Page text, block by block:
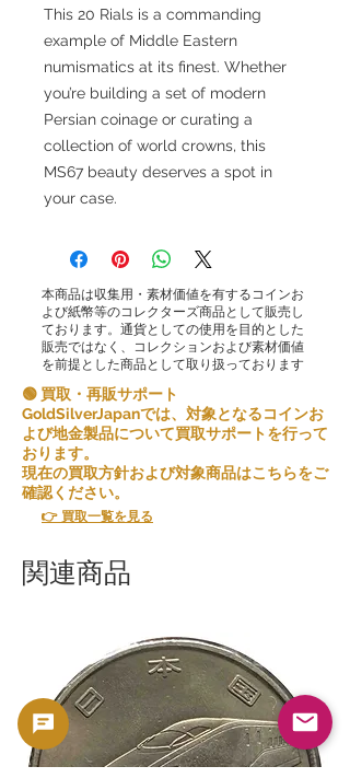
This 20 Rials is a commanding
example of Middle Eastern
numismatics at its finest. Whether
you’re building a set of modern
Persian coinage or curating a
collection of world crowns, this
MS67 beauty deserves a spot in
your case.
本商品は収集用・素材価値を有するコインお
よび紙幣等のコレクターズ商品として販売し
ております。通貨としての使用を目的とした
販売ではなく、コレクションおよび素材価値
を前提とした商品として取り扱っております
🟢 買取・再販サポート
GoldSilverJapanでは、対象となるコインお
よび地金製品について買取サポートを行って
おります。
現在の買取方針および対象商品はこちらをご
確認ください。
👉 買取一覧を見る
関連商品